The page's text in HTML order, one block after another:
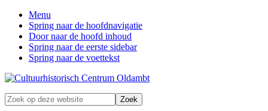
Menu
Spring naar de hoofdnavigatie
Door naar de hoofd inhoud
Spring naar de eerste sidebar
Spring naar de voettekst
Zonder
verleden
Zoek
op